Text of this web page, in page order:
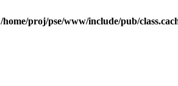
/home/proj/pse/www/include/pub/